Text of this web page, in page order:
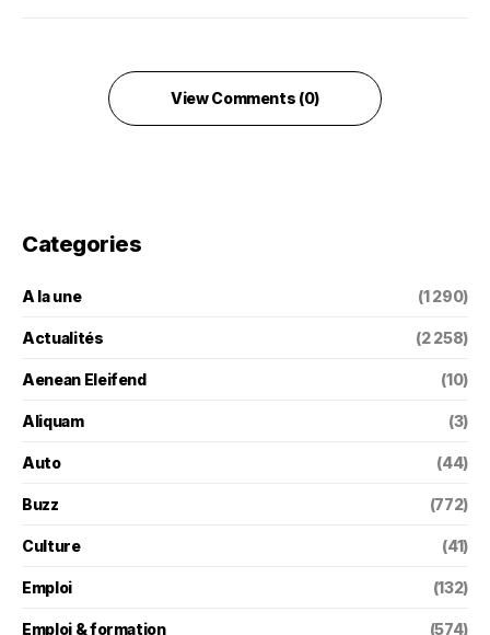
View Comments (0)
Categories
A la une (1 290)
Actualités (2 258)
Aenean Eleifend (10)
Aliquam (3)
Auto (44)
Buzz (772)
Culture (41)
Emploi (132)
Emploi & formation (574)